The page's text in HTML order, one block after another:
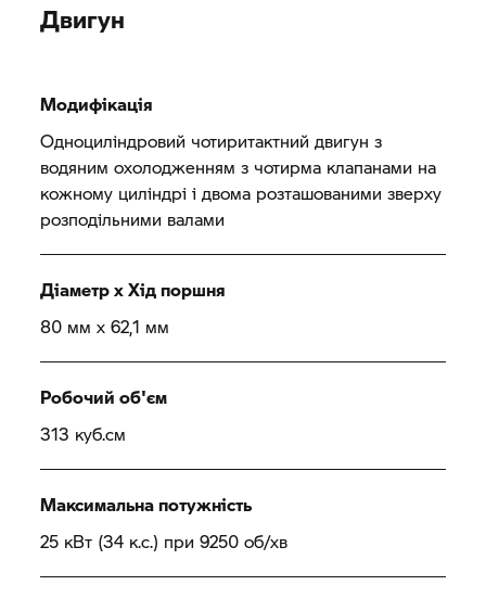
Двигун
Модифікація
Одноциліндровий чотиритактний двигун з
водяним охолодженням з чотирма клапанами на
кожному циліндрі і двома розташованими зверху
розподільними валами
Діаметр x Хід поршня
80 мм x 62,1 мм
Робочий об'єм
313 куб.см
Максимальна потужність
25 кВт (34 к.с.) при 9250 об/хв